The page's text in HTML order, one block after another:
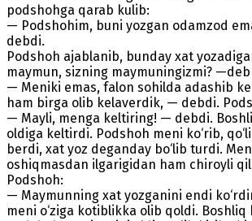
podshohga qarab kulib:
— Podshohim, buni yozgan odamzod
debdi.
Podshoh ajablanib, bunday xat
maymun, sizning maymuningizmi? —deb
— Meniki emas, falon sohilda adashib
ham birga olib kelaverdik, — debdi.
— Mayli, menga keltiring! — debdi.
oldiga keltirdi. Podshoh meni ko‘rib,
berdi, xat yoz deganday bo‘lib turdi.
oshiqmasdan ilgarigidan ham chiroyli
Podshoh:
— Maymunning xat yozganini endi
meni o‘ziga kotiblikka olib qoldi. Boshliq